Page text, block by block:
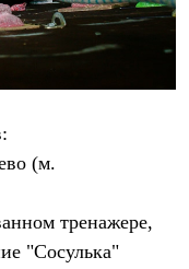
(м.
тренажере,
"Сосулька"